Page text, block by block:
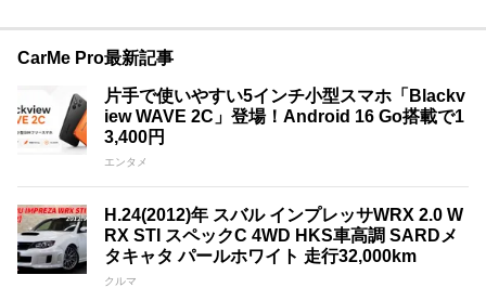
CarMe Pro最新記事
片手で使いやすい5インチ小型スマホ「Blackv
iew WAVE 2C」登場！Android 16 Go搭載で1
3,400円
エンタメ
H.24(2012)年 スバル インプレッサWRX 2.0 W
RX STI スペックC 4WD HKS車高調 SARDメ
タキャタ パールホワイト 走行32,000km
クルマ